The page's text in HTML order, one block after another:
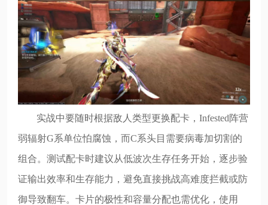
实战中要随时根据敌人类型更换配卡，Infested阵营
弱辐射G系单位怕腐蚀，而C系头目需要病毒加切割的
组合。测试配卡时建议从低波次生存任务开始，逐步验
证输出效率和生存能力，避免直接挑战高难度拦截或防
御导致翻车。卡片的极性和容量分配也需优化，使用